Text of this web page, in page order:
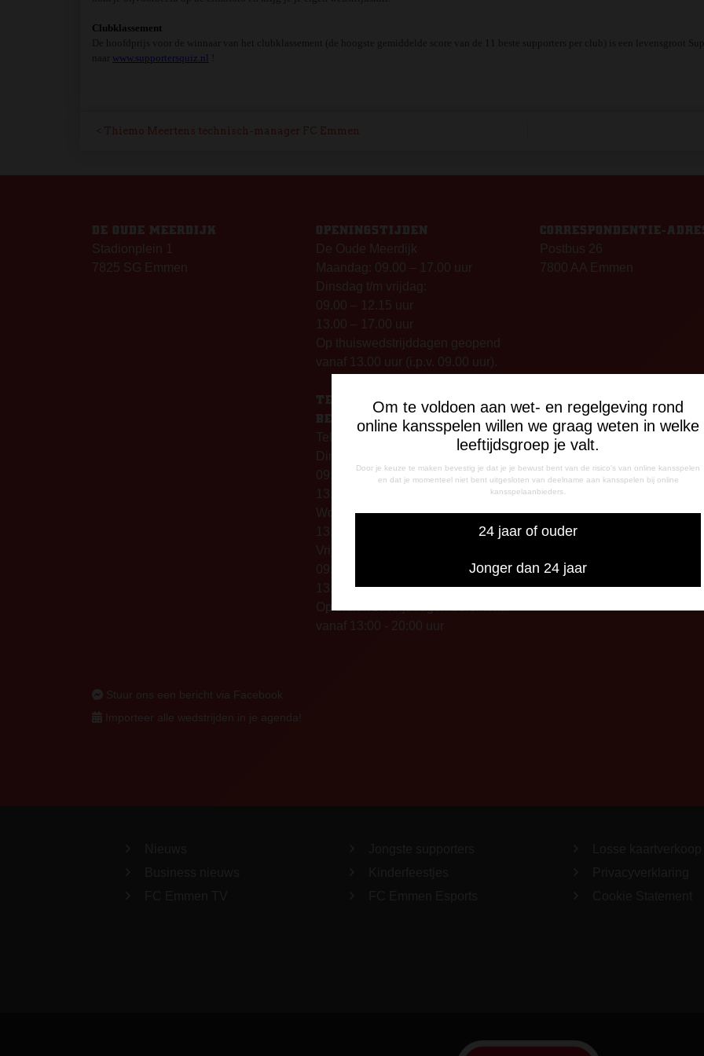
Om te voldoen aan wet- en regelgeving rond
online kansspelen willen we graag weten in welke
leeftijdsgroep je valt.
Door je keuze te maken bevestig je dat je je bewust bent van de risico's van online kansspelen
en dat je momenteel niet bent uitgesloten van deelname aan kansspelen bij online
kansspelaanbieders.
24 jaar of ouder
Jonger dan 24 jaar
Clubklassement
De hoofdprijs voor de winnaar van het clubklassement (de hoogste gemiddelde score van de 11 beste supporters per club) is een levensgroot
naar www.supportersquiz.nl
BERICHT
Thiemo Meertens technisch-manager FC Emmen
DE OUDE MEERDIJK
Stadionplein 1
7825 SG Emmen
OPENINGSTIJDEN
De Oude Meerdijk
Maandag: 09.00 – 17.00 uur
Dinsdag t/m vrijdag:
09.00 – 12.15 uur
13.00 – 17.00 uur
Op thuiswedstrijddagen geopend
vanaf 13.00 uur (i.p.v. 09.00 uur).
TELEFONISCHE
BEREIKBAARHEID
Telefonisch bereikbaar op:
Dinsdag
09:00 - 12:15 uur
13:00 - 17:00 uur
Woensdag
13:00 - 17:00 uur
Vrijdag
09:00 - 12:15 uur
13:00 - 17:00 uur
Op thuiswedstrijddagen bereikbaar
vanaf 13:00 - 20:00 uur
CORRESPONDENTIE-
Postbus 26
7800 AA Emmen
Stuur ons een bericht via Facebook
Importeer alle wedstrijden in je agenda!
Klik hier om te stemmen op de Man van de Wedstried!